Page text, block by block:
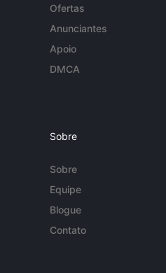
Ofertas
Anunciantes
Apoio
DMCA
Sobre
Sobre
Equipe
Blogue
Contato